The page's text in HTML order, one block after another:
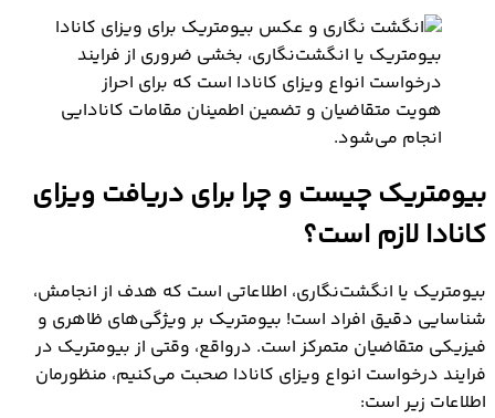
بیومتریک یا انگشت‌نگاری، بخشی ضروری از فرایند
درخواست انواع ویزای کانادا است که برای احراز
هویت متقاضیان و تضمین اطمینان مقامات کانادایی
انجام می‌شود.
بیومتریک چیست و چرا برای دریافت ویزای
کانادا لازم است؟
بیومتریک یا انگشت‌نگاری،‌ اطلاعاتی است که هدف از انجامش،
شناسایی دقیق افراد است! بیومتریک بر ویژگی‌های ظاهری و
فیزیکی متقاضیان متمرکز است. درواقع، وقتی از بیومتریک در
فرایند درخواست انواع ویزای کانادا صحبت می‌کنیم، منظورمان
اطلاعات زیر است: